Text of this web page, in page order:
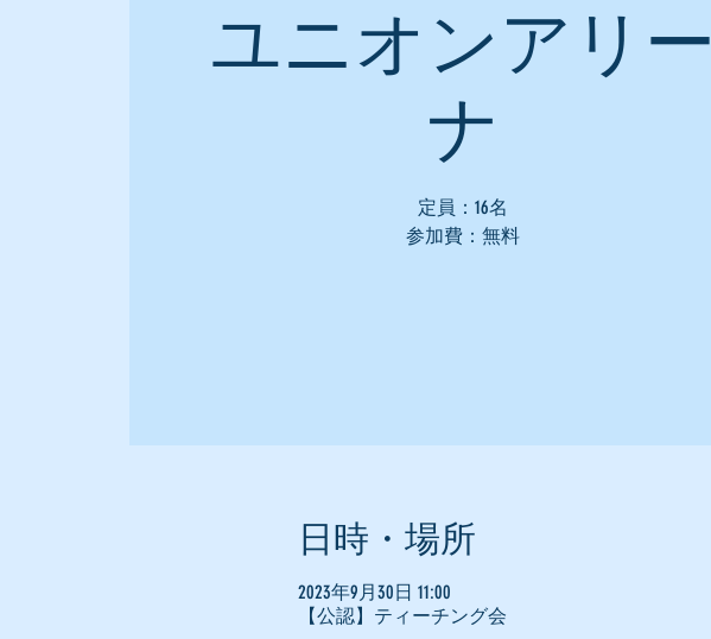
ユニオンアリー
ナ
定員：16名
参加費：無料
日時・場所
2023年9月30日 11:00
【公認】ティーチング会